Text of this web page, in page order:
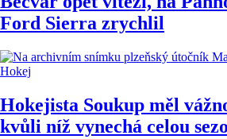
Ford Sierra zrychlil
Hokej
Hokejista Soukup měl
kvůli níž vynechá celou